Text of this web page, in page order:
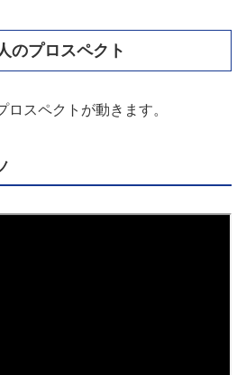
のプロスペクト
ロスペクトが動きます。